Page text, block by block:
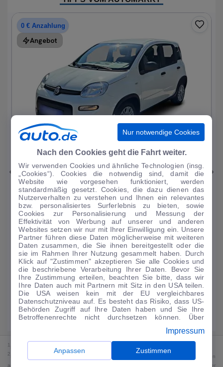
0 € Anzahlung
Angebot
|15
Fiat Panda
1.0 Mild Hybrid Base neuwertig
1.214 km·05/2024· ·Benzin·Manuell
Finanzierung Kaufen
122€/mtl.
Guter Preis4
0 € Anzahlung ·60 Monate ·Finanzierungs-Details
Angebot anfragen Rate anpassen
Kraftstoffverbrauch komb. 6,3 l/100 km · CO₂-Emissionen komb. 145 g/km
· CO₂-Klasse E · WLTP*
1
2 Bei dem Streichpreis handelt es sich für Neufahrzeuge und junge Gebrauchte um den
an auto.de übermittelten Listenpreis. Für alle anderen Fahrzeuge entspricht der
Nur notwendige Cookies
Nach den Cookies geht die Fahrt weiter.
Wir verwenden Cookies und ähnliche Technologien (insg.
„Cookies“). Cookies die notwendig sind, damit die
Website wie vorgesehen funktioniert, werden
standardmäßig gesetzt. Cookies, die dazu dienen das
Nutzerverhalten zu verstehen und Ihnen ein relevantes
bzw. personalisiertes Surferlebnis zu bieten, sowie
Cookies zur Personalisierung und Messung der
Effektivität von Werbung auf unserer und anderen
Websites setzen wir nur mit Ihrer Einwilligung ein. Unsere
Partner führen diese Daten möglicherweise mit weiteren
Daten zusammen, die Sie ihnen bereitgestellt oder die
sie im Rahmen Ihrer Nutzung gesammelt haben. Durch
Klick auf "Zustimmen" akzeptieren Sie alle Cookies und
die beschriebene Verarbeitung Ihrer Daten. Bevor Sie
Ihre Zustimmung erteilen, beachten Sie bitte, dass wir
Ihre Daten auch mit Partnern mit Sitz in den USA teilen.
Die USA weisen kein mit der EU vergleichbares
Datenschutzniveau auf. Es besteht das Risiko, dass US-
Behörden Zugriff auf Ihre Daten haben und Sie Ihre
Betroffenenrechte nicht durchsetzen können. Über
anpassen. Dies ist auch später jederzeit im Bereich
Cookie-Richtliniemöglich. Weitere Informationen finden
Sie in unsererDatenschutzerklärung .
Impressum
Anpassen Zustimmen